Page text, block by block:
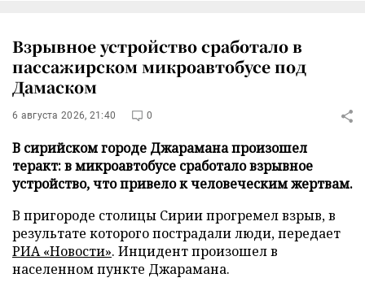
Взрывное устройство сработало в
пассажирском микроавтобусе под
Дамаском
6 августа 2026, 21:40 0
В сирийском городе Джарамана произошел
теракт: в микроавтобусе сработало взрывное
устройство, что привело к человеческим жертвам.
В пригороде столицы Сирии прогремел взрыв, в
результате которого пострадали люди, передает
РИА «Новости». Инцидент произошел в
населенном пункте Джарамана.